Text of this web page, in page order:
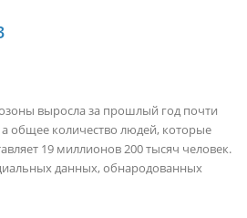
выросла за прошлый год почти
общее количество людей, которые
19 миллионов 200 тысяч человек.
данных, обнародованных